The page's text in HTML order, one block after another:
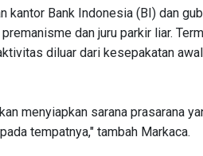
kantor Bank Indonesia (BI) dan
dan juru parkir liar.
diluar dari kesepakatan
menyiapkan sarana prasarana
tempatnya," tambah Markaca.